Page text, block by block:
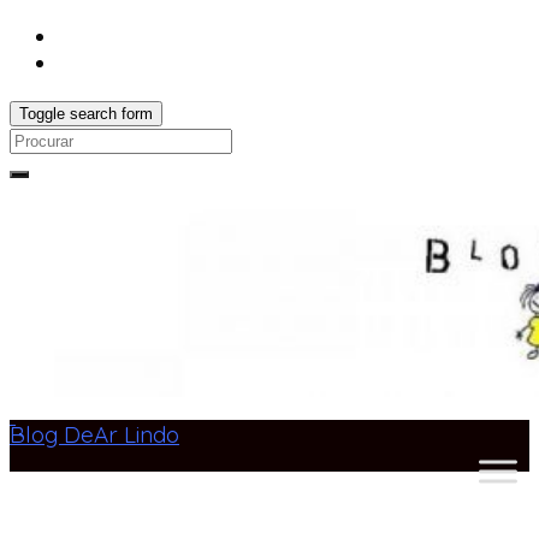
Toggle search form
Search
Blog DeAr Lindo